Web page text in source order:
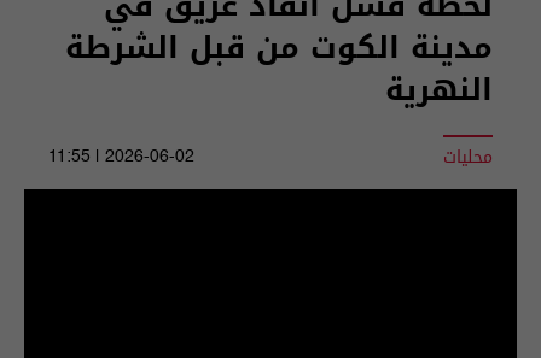
مدينة الكوت من قبل الشرطة
النهرية
محليات 2026-06-02 | 11:55